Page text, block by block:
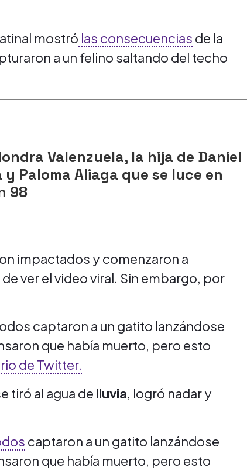
mostró las consecuencias de la
a un felino saltando del techo
Valenzuela, la hija de Daniel
y Paloma Aliaga que se luce en
98
impactados y comenzaron a
ver el video viral. Sin embargo, por
captaron a un gatito lanzándose
que había muerto, pero esto
de Twitter.
tiró al agua de lluvia, logró nadar y
captaron a un gatito lanzándose
que había muerto, pero esto